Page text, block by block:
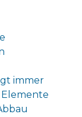
immer